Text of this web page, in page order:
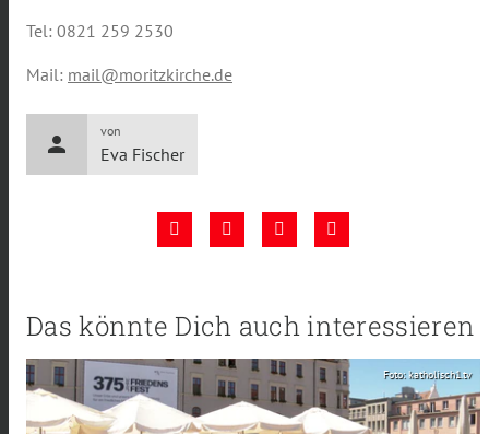
Tel: 0821 259 2530
Mail: mail@moritzkirche.de
person
von
Eva Fischer
Das könnte Dich auch interessieren
Foto: katholisch1.tv